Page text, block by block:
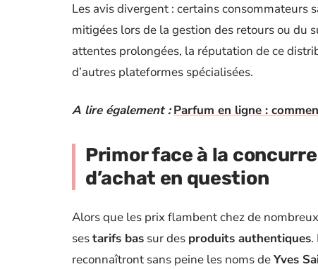
Les avis divergent : certains consommateurs
mitigées lors de la gestion des retours ou du
attentes prolongées, la réputation de ce
d’autres plateformes spécialisées.
A lire également : Parfum en ligne :
Primor face à la
d’achat en question
Alors que les prix flambent chez de
sestarifs bas sur des produits authentiques.
reconnaîtront sans peine les noms deYves